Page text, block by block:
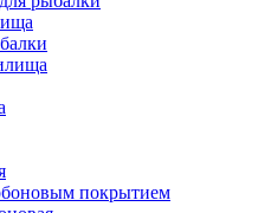
покрытием